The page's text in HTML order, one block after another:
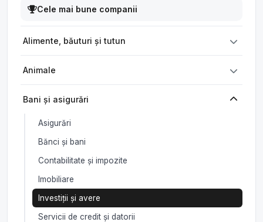
Cele mai bune companii
Alimente, băuturi și tutun
Animale
Bani și asigurări
Asigurări
Bănci și bani
Contabilitate și impozite
Imobiliare
Investiții și avere
Servicii de credit și datorii